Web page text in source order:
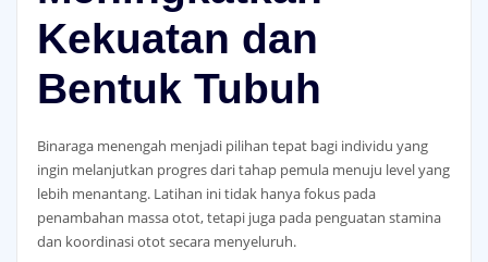
Kekuatan dan
Bentuk Tubuh
Binaraga menengah menjadi pilihan tepat bagi individu yang
ingin melanjutkan progres dari tahap pemula menuju level yang
lebih menantang. Latihan ini tidak hanya fokus pada
penambahan massa otot, tetapi juga pada penguatan stamina
dan koordinasi otot secara menyeluruh.